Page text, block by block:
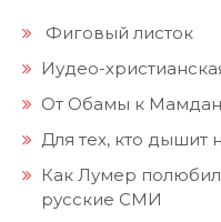
Фиговый листок
Иудео-
От Обамы к
Для тех, кто дышит
Как Лумер
русские СМИ